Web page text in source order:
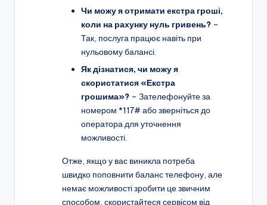
Чи можу я отримати екстра гроші,
коли на рахунку нуль гривень? –
Так, послуга працює навіть при
нульовому балансі.
Як дізнатися, чи можу я
скористатися «Екстра
грошима»? – Зателефонуйте за
номером *117# або зверніться до
оператора для уточнення
можливості.
Отже, якщо у вас виникла потреба
швидко поповнити баланс телефону, але
немає можливості зробити це звичним
способом, скористайтеся сервісом від